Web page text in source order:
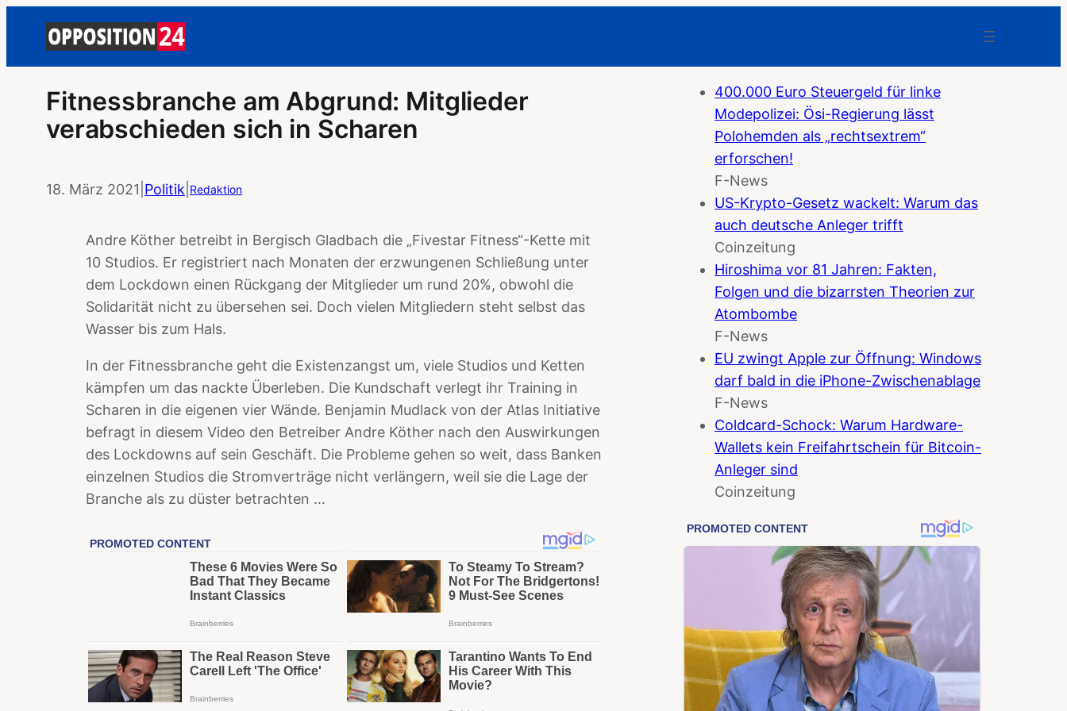
Fitnessbranche am Abgrund: Mitglieder
verabschieden sich in Scharen
18. März 2021 Politik Redaktion
Andre Köther betreibt in Bergisch Gladbach die „Fivestar Fitness“-Kette mit
10 Studios. Er registriert nach Monaten der erzwungenen Schließung unter
dem Lockdown einen Rückgang der Mitglieder um rund 20%, obwohl die
Solidarität nicht zu übersehen sei. Doch vielen Mitgliedern steht selbst das
Wasser bis zum Hals.
In der Fitnessbranche geht die Existenzangst um, viele Studios und Ketten
kämpfen um das nackte Überleben. Die Kundschaft verlegt ihr Training in
Scharen in die eigenen vier Wände. Benjamin Mudlack von der Atlas Initiative
befragt in diesem Video den Betreiber Andre Köther nach den Auswirkungen
des Lockdowns auf sein Geschäft. Die Probleme gehen so weit, dass Banken
einzelnen Studios die Stromverträge nicht verlängern, weil sie die Lage der
Branche als zu düster betrachten …
400.000 Euro Steuergeld für linke
Modepolizei: Ösi-Regierung lässt
Polohemden als „rechtsextrem“
erforschen!
F-News
US-Krypto-Gesetz wackelt: Warum das
auch deutsche Anleger trifft
Coinzeitung
Hiroshima vor 81 Jahren: Fakten,
Folgen und die bizarrsten Theorien zur
Atombombe
F-News
EU zwingt Apple zur Öffnung: Windows
darf bald in die iPhone-Zwischenablage
F-News
Coldcard-Schock: Warum Hardware-
Wallets kein Freifahrtschein für Bitcoin-
Anleger sind
Coinzeitung